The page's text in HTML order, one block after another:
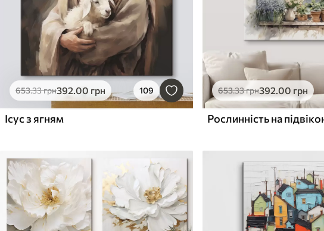
653.33грн392.00 грн 109
Ісус з ягням
653.33грн392.00 грн